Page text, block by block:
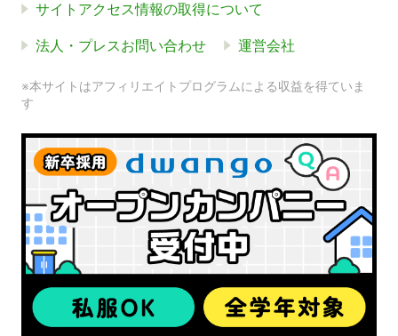
サイトアクセス情報の取得について
法人・プレスお問い合わせ 運営会社
※本サイトはアフィリエイトプログラムによる収益を得ていま
す